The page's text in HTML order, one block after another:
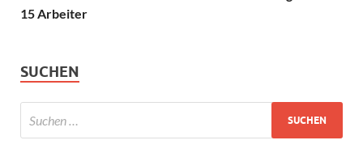
15 Arbeiter
SUCHEN